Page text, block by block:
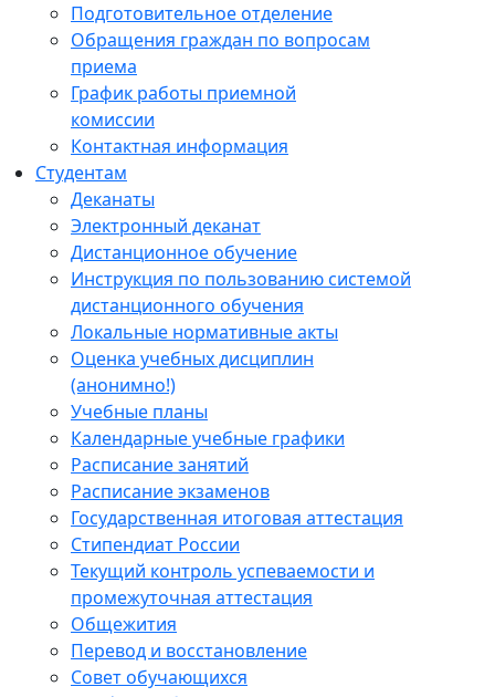
Подготовительное отделение
Обращения граждан по вопросам
приема
График работы приемной
комиссии
Контактная информация
Студентам
Деканаты
Электронный деканат
Дистанционное обучение
Инструкция по пользованию системой
дистанционного обучения
Локальные нормативные акты
Оценка учебных дисциплин
(анонимно!)
Учебные планы
Календарные учебные графики
Расписание занятий
Расписание экзаменов
Государственная итоговая аттестация
Стипендиат России
Текущий контроль успеваемости и
промежуточная аттестация
Общежития
Перевод и восстановление
Совет обучающихся